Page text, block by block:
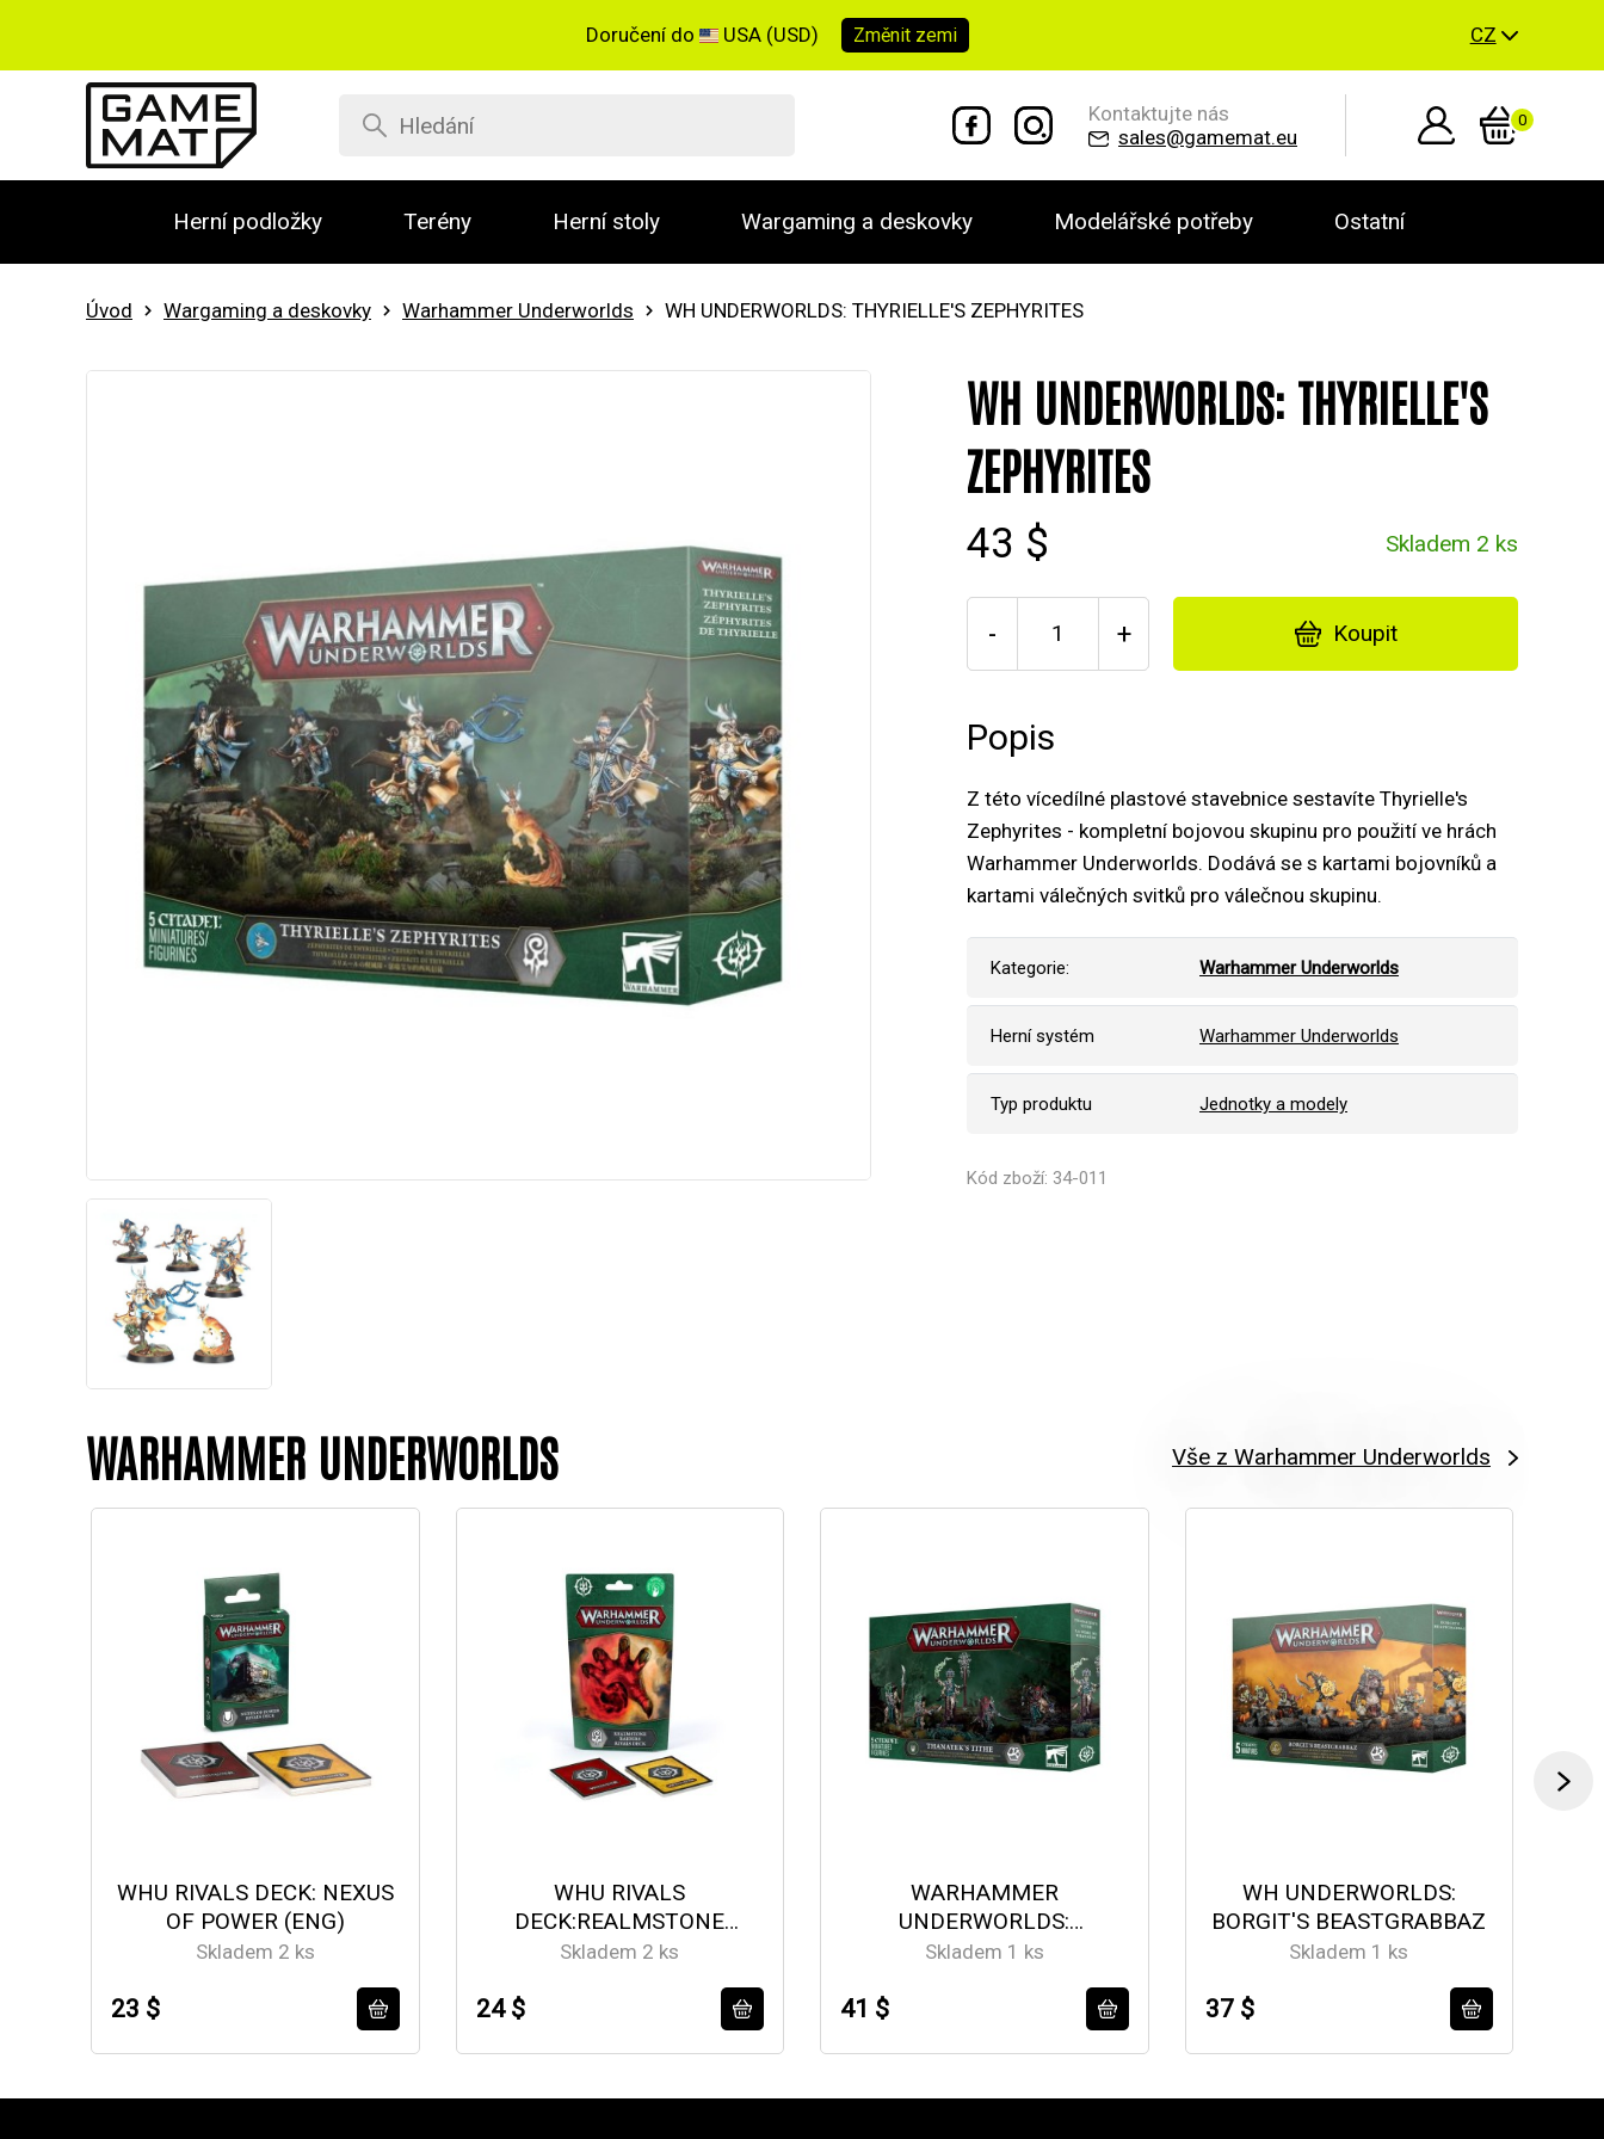
Doručení do USA (USD) Změnit zemi CZ
Kontaktujte nás
sales@gamemat.eu
0
Herní podložky Terény Herní stoly Wargaming a deskovky Modelářské potřeby Ostatní
Úvod Wargaming a deskovky Warhammer Underworlds WH UNDERWORLDS: THYRIELLE'S ZEPHYRITES
WH UNDERWORLDS: THYRIELLE'S
ZEPHYRITES
43 $ Skladem 2 ks
- + Koupit
Popis
Z této vícedílné plastové stavebnice sestavíte Thyrielle's
Zephyrites - kompletní bojovou skupinu pro použití ve hrách
Warhammer Underworlds. Dodává se s kartami bojovníků a
kartami válečných svitků pro válečnou skupinu.
Kategorie: Warhammer Underworlds
Herní systém Warhammer Underworlds
Typ produktu Jednotky a modely
Kód zboží: 34-011
WARHAMMER UNDERWORLDS Vše z Warhammer Underworlds
WHU RIVALS DECK: NEXUS
OF POWER (ENG)
Skladem 2 ks
23 $
WHU RIVALS
DECK:REALMSTONE
RAIDERS (ENG)
Skladem 2 ks
24 $
WARHAMMER
UNDERWORLDS:
THANATEK'S TITHE
Skladem 1 ks
41 $
WH UNDERWORLDS:
BORGIT'S BEASTGRABBAZ
Skladem 1 ks
37 $